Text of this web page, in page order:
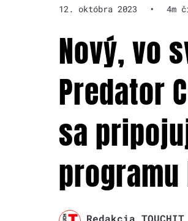
12. októbra 2023 • 4m
Nový, vo
Predator
sa
programu
Redakcia TOUCHIT